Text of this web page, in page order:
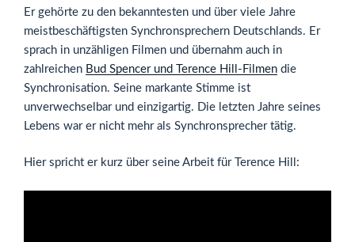
Er gehörte zu den bekanntesten und über viele Jahre
meistbeschäftigsten Synchronsprechern Deutschlands. Er
sprach in unzähligen Filmen und übernahm auch in
zahlreichen Bud Spencer und Terence Hill-Filmen die
Synchronisation. Seine markante Stimme ist
unverwechselbar und einzigartig. Die letzten Jahre seines
Lebens war er nicht mehr als Synchronsprecher tätig.
Hier spricht er kurz über seine Arbeit für Terence Hill: